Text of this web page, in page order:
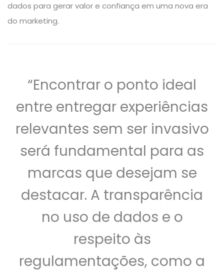
dados para gerar valor e confiança em uma nova era
do marketing.
“Encontrar o ponto ideal
entre entregar experiências
relevantes sem ser invasivo
será fundamental para as
marcas que desejam se
destacar. A transparência
no uso de dados e o
respeito às
regulamentações, como a